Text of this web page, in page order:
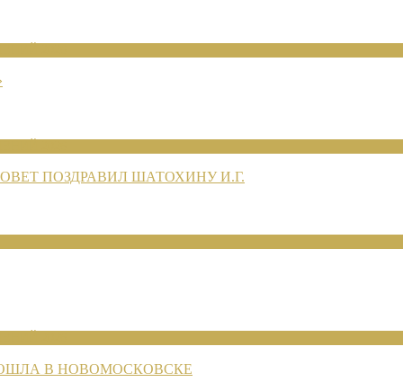
ПОЗДРАВИЛ ШАТОХИНУ И.Г.
В НОВОМОСКОВСКЕ